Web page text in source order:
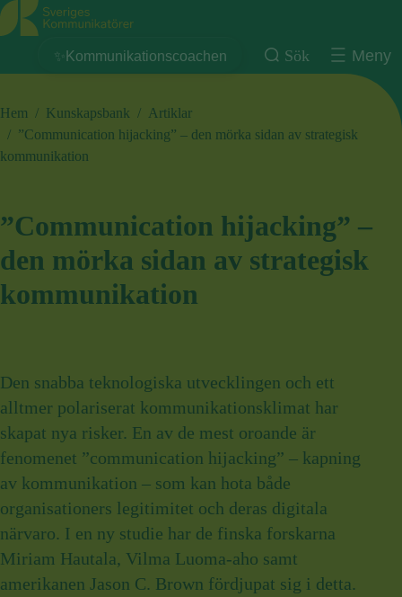
Sveriges Kommunikatörer
✨Kommunikationscoachen Sök Meny
Hem / Kunskapsbank / Artiklar
/ ”Communication hijacking” – den mörka sidan av strategisk
kommunikation
”Communication hijacking” –
den mörka sidan av strategisk
kommunikation
Den snabba teknologiska utvecklingen och ett
alltmer polariserat kommunikationsklimat har
skapat nya risker. En av de mest oroande är
fenomenet ”communication hijacking” – kapning
av kommunikation – som kan hota både
organisationers legitimitet och deras digitala
närvaro. I en ny studie har de finska forskarna
Miriam Hautala, Vilma Luoma-aho samt
amerikanen Jason C. Brown fördjupat sig i detta.